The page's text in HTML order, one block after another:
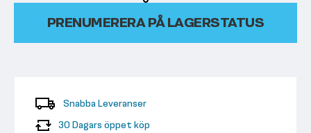
PRENUMERERA PÅ LAGERSTATUS
Snabba Leveranser
30 Dagars öppet köp